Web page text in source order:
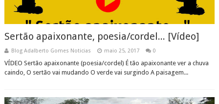
Sertão apaixonante, poesia/cordel... [Vídeo]
Blog Adalberto Gomes Noticias maio 25, 2017 0
VÍDEO Sertão apaixonante (poesia/cordel) É tão apaixonante ver a chuva
caindo, O sertão vai mudando O verde vai surgindo A paisagem...